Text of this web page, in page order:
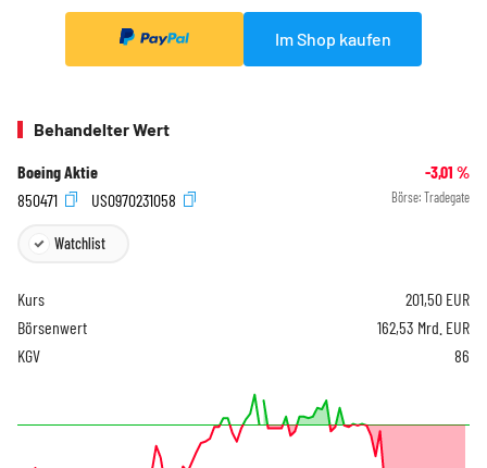
Im Shop kaufen
Behandelter Wert
Boeing Aktie -3,01 %
850471
US0970231058 Börse: Tradegate
Watchlist
Kurs 201,50 EUR
Börsenwert
162,53 Mrd. EUR
KGV
86